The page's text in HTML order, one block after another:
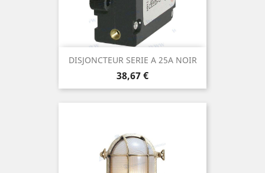
DISJONCTEUR SERIE A 25A NOIR
Prix
38,67 €